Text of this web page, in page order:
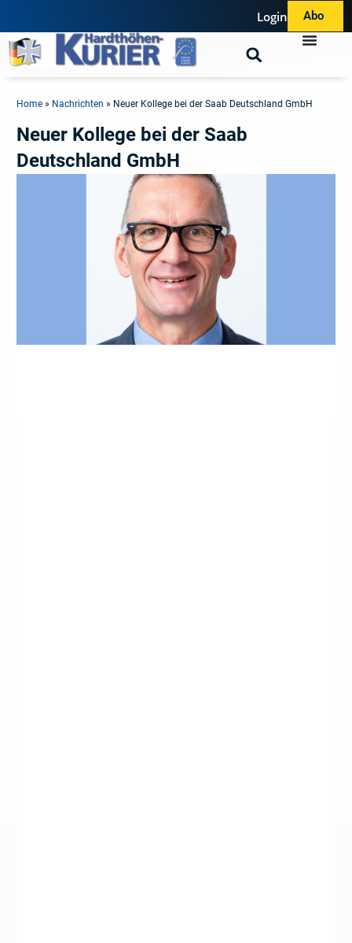
Login Abo
Home » Nachrichten » Neuer Kollege bei der Saab Deutschland GmbH
Neuer Kollege bei der Saab
Deutschland GmbH